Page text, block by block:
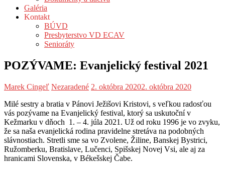
Galéria
Kontakt
BÚVD
Presbyterstvo VD ECAV
Senioráty
POZÝVAME: Evanjelický festival 2021
Marek Cingeľ Nezaradené 2. októbra 20202. októbra 2020
Milé sestry a bratia v Pánovi Ježišovi Kristovi, s veľkou radosťou
vás pozývame na Evanjelický festival, ktorý sa uskutoční v
Kežmarku v dňoch 1. – 4. júla 2021. Už od roku 1996 je vo zvyku,
že sa naša evanjelická rodina pravidelne stretáva na podobných
slávnostiach. Stretli sme sa vo Zvolene, Žiline, Banskej Bystrici,
Ružomberku, Bratislave, Lučenci, Spišskej Novej Vsi, ale aj za
hranicami Slovenska, v Békešskej Čabe.